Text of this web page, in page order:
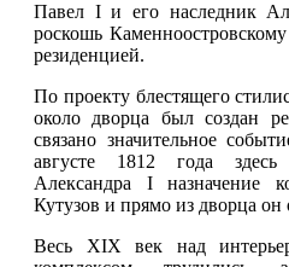
Павел I и его наследник
роскошь
резиденцией.
По проекту блестящего
около дворца был создан
связано значительное
августе 1812 года
Александра I назначение
Кутузов и прямо из дворца
Весь XIX век над